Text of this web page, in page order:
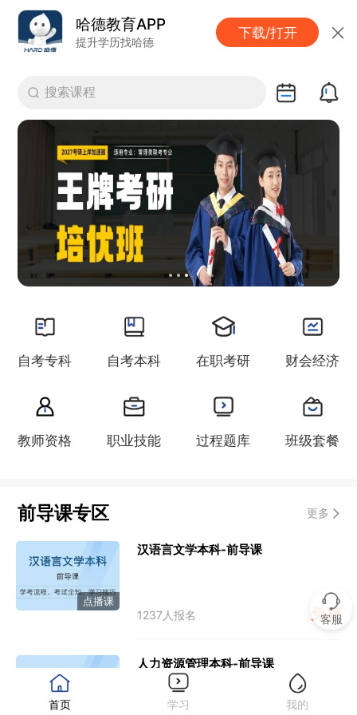
哈德教育APP
提升学历找哈德
下载/打开
搜索课程
自考专科 自考本科 在职考研 财会经济
教师资格 职业技能 过程题库 班级套餐
前导课专区 更多
点播课
汉语言文学本科-前导课
1237人报名 免费
人力资源管理本科-前导课
客服
首页 学习 我的